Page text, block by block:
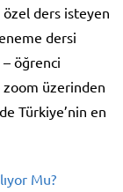
ders isteyen
dersi
öğrenci
zoom üzerinden
Türkiye’nin en
Mu?